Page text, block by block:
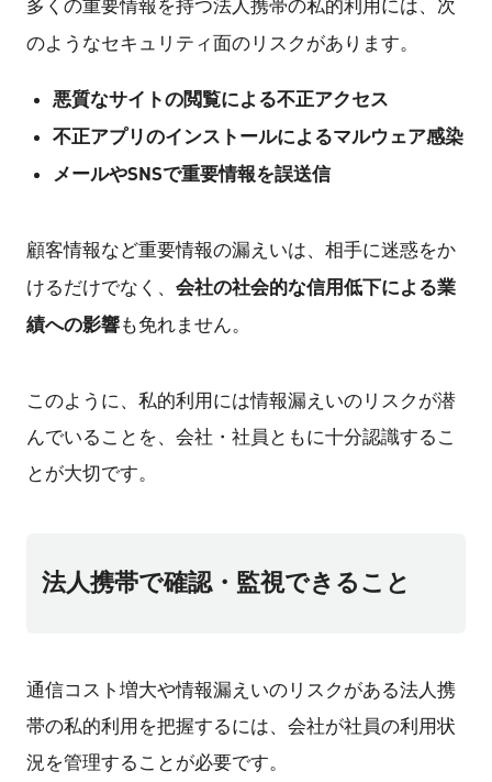
多くの重要情報を持つ法人携帯の私的利用には、次
のようなセキュリティ面のリスクがあります。
悪質なサイトの閲覧による不正アクセス
不正アプリのインストールによるマルウェア感染
メールやSNSで重要情報を誤送信
顧客情報など重要情報の漏えいは、相手に迷惑をか
けるだけでなく、 会社の社会的な信用低下による業
績への影響も免れません。
このように、私的利用には情報漏えいのリスクが潜
んでいることを、会社・社員ともに十分認識するこ
とが大切です。
法人携帯で確認・監視できること
通信コスト増大や情報漏えいのリスクがある法人携
帯の私的利用を把握するには、会社が社員の利用状
況を管理することが必要です。